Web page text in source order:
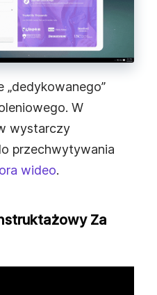
„dedykowanego”
W
wystarczy
przechwytywania
wideo.
Za